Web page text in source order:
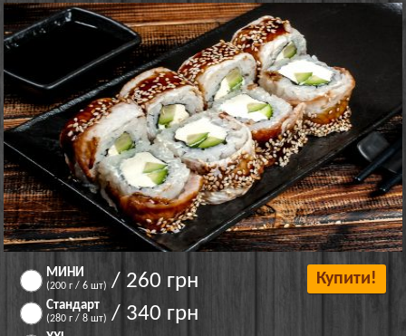
МИНИ
(200 г / 6 шт) / 260 грн
Стандарт
(280 г / 8 шт) / 340 грн
Купити!